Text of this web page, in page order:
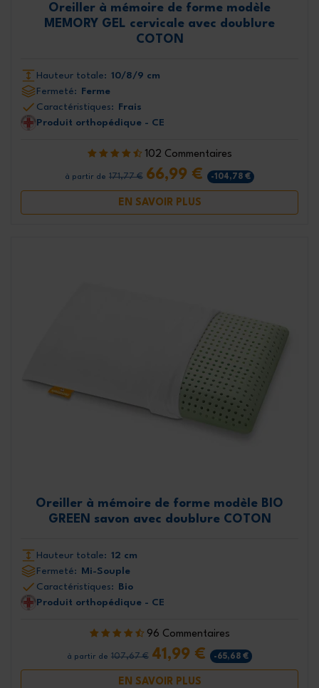
Oreiller à mémoire de forme modèle
MEMORY GEL cervicale avec doublure
COTON
Hauteur totale: 10/8/9 cm
Fermeté:
Ferme
Caractéristiques:
Frais
Produit orthopédique - CE
102 Commentaires
à partir de 171,77 € 66,99 € -104,78 €
EN SAVOIR PLUS
Oreiller à mémoire de forme modèle BIO
GREEN savon avec doublure COTON
Hauteur totale: 12 cm
Fermeté: Mi-Souple
Caractéristiques: Bio
Produit orthopédique - CE
96 Commentaires
à partir de 107,67 € 41,99 € -65,68 €
EN SAVOIR PLUS